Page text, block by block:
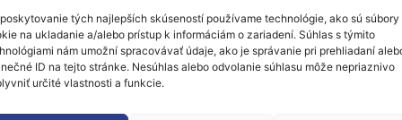
tých najlepších skúseností používame technológie, ako sú súbory
na ukladanie a/alebo prístup k informáciám o zariadení. Súhlas s týmito
nám umožní spracovávať údaje, ako je správanie pri prehliadaní
ID na tejto stránke. Nesúhlas alebo odvolanie súhlasu môže nepriaznivo
určité vlastnosti a funkcie.
a HPC infraštruktúry a vedeckí a
sa bude konať tiež ôsma edícia
Computing in Europe. Toto podujatie
pokroky v HPC a inžinierstve.